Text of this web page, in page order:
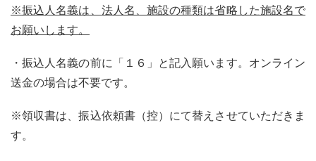
※振込人名義は、法人名、施設の種類は省略した施設名で
お願いします。
・振込人名義の前に「１６」と記入願います。オンライン
送金の場合は不要です。
※領収書は、振込依頼書（控）にて替えさせていただきま
す。